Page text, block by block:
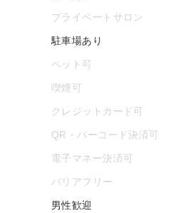
プライベートサロン
駐車場あり
ペット可
喫煙可
クレジットカード可
QR・バーコード決済可
電子マネー決済可
バリアフリー
男性歓迎